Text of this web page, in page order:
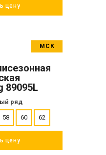
цену
МСК
89095L
ряд
58 60 62
цену